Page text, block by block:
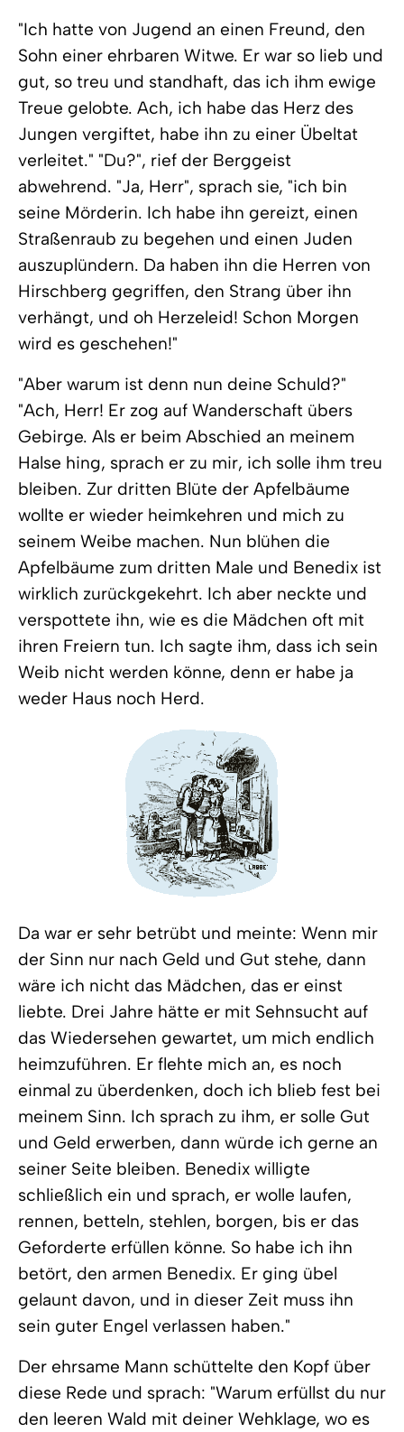
"Ich hatte von Jugend an einen Freund, den
Sohn einer ehrbaren Witwe. Er war so lieb und
gut, so treu und standhaft, das ich ihm ewige
Treue gelobte. Ach, ich habe das Herz des
Jungen vergiftet, habe ihn zu einer Übeltat
verleitet." "Du?", rief der Berggeist
abwehrend. "Ja, Herr", sprach sie, "ich bin
seine Mörderin. Ich habe ihn gereizt, einen
Straßenraub zu begehen und einen Juden
auszuplündern. Da haben ihn die Herren von
Hirschberg gegriffen, den Strang über ihn
verhängt, und oh Herzeleid! Schon Morgen
wird es geschehen!"
"Aber warum ist denn nun deine Schuld?"
"Ach, Herr! Er zog auf Wanderschaft übers
Gebirge. Als er beim Abschied an meinem
Halse hing, sprach er zu mir, ich solle ihm treu
bleiben. Zur dritten Blüte der Apfelbäume
wollte er wieder heimkehren und mich zu
seinem Weibe machen. Nun blühen die
Apfelbäume zum dritten Male und Benedix ist
wirklich zurückgekehrt. Ich aber neckte und
verspottete ihn, wie es die Mädchen oft mit
ihren Freiern tun. Ich sagte ihm, dass ich sein
Weib nicht werden könne, denn er habe ja
weder Haus noch Herd.
Da war er sehr betrübt und meinte: Wenn mir
der Sinn nur nach Geld und Gut stehe, dann
wäre ich nicht das Mädchen, das er einst
liebte. Drei Jahre hätte er mit Sehnsucht auf
das Wiedersehen gewartet, um mich endlich
heimzuführen. Er flehte mich an, es noch
einmal zu überdenken, doch ich blieb fest bei
meinem Sinn. Ich sprach zu ihm, er solle Gut
und Geld erwerben, dann würde ich gerne an
seiner Seite bleiben. Benedix willigte
schließlich ein und sprach, er wolle laufen,
rennen, betteln, stehlen, borgen, bis er das
Geforderte erfüllen könne. So habe ich ihn
betört, den armen Benedix. Er ging übel
gelaunt davon, und in dieser Zeit muss ihn
sein guter Engel verlassen haben."
Der ehrsame Mann schüttelte den Kopf über
diese Rede und sprach: "Warum erfüllst du nur
den leeren Wald mit deiner Wehklage, wo es